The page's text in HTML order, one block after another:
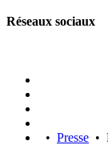
Réseaux sociaux
• Presse •